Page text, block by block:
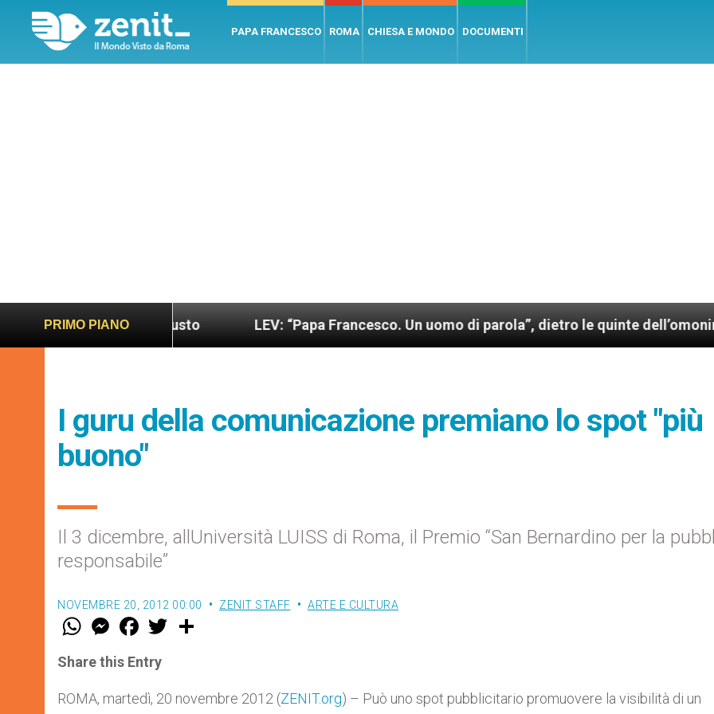
PAPA FRANCESCO ROMA CHIESA E MONDO DOCUMENTI
PRIMO PIANO
più sano e giusto LEV: “Papa Francesco. Un uomo di parola”, dietro le quinte dell’omonimo film di
I guru della comunicazione premiano lo spot "più
buono"
Il 3 dicembre, allUniversità LUISS di Roma, il Premio “San Bernardino per la
responsabile”
NOVEMBRE 20, 2012 00:00 ZENIT STAFF ARTE E CULTURA
W
t
s
p
p
M
e
s
e
g
e
F
a
e
b
o
k
w
r
Share this Entry
ROMA, martedì, 20 novembre 2012 (ZENIT.org) – Può uno spot pubblicitario promuovere la visibilità di un